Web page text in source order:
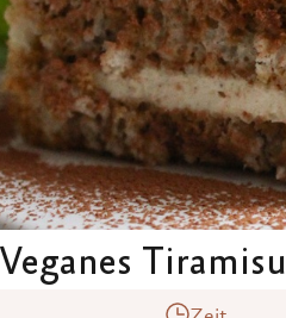
Veganes Tiramisu